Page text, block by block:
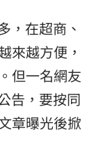
，在超商、
來越方便，
但一名網友
告，要按同
章曝光後掀